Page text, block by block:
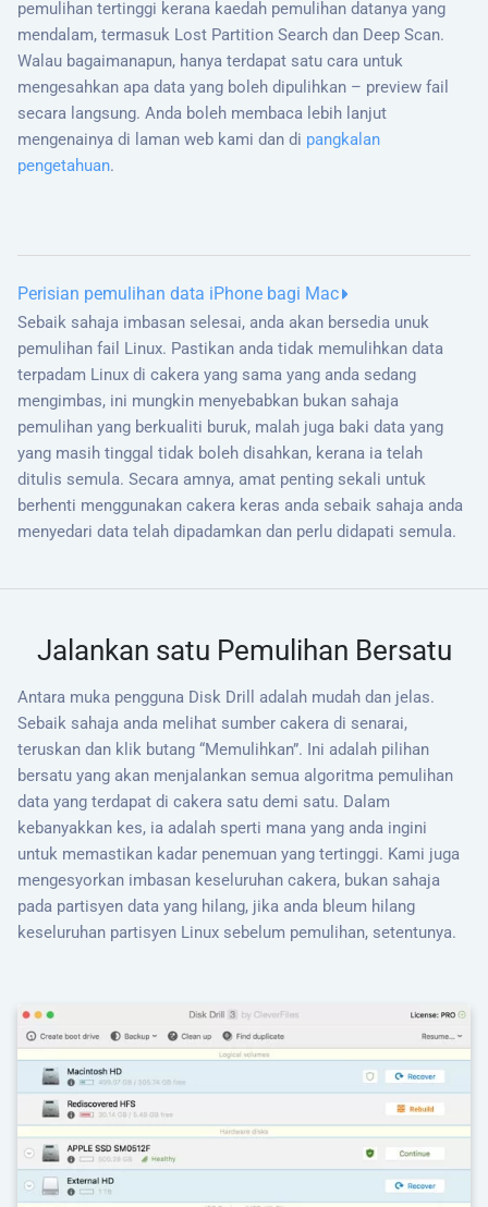
pemulihan tertinggi kerana kaedah pemulihan datanya yang
mendalam, termasuk Lost Partition Search dan Deep Scan.
Walau bagaimanapun, hanya terdapat satu cara untuk
mengesahkan apa data yang boleh dipulihkan – preview fail
secara langsung. Anda boleh membaca lebih lanjut
mengenainya di laman web kami dan di pangkalan
pengetahuan.
Perisian pemulihan data iPhone bagi Mac
Sebaik sahaja imbasan selesai, anda akan bersedia unuk
pemulihan fail Linux. Pastikan anda tidak memulihkan data
terpadam Linux di cakera yang sama yang anda sedang
mengimbas, ini mungkin menyebabkan bukan sahaja
pemulihan yang berkualiti buruk, malah juga baki data yang
yang masih tinggal tidak boleh disahkan, kerana ia telah
ditulis semula. Secara amnya, amat penting sekali untuk
berhenti menggunakan cakera keras anda sebaik sahaja anda
menyedari data telah dipadamkan dan perlu didapati semula.
Jalankan satu Pemulihan Bersatu
Antara muka pengguna Disk Drill adalah mudah dan jelas.
Sebaik sahaja anda melihat sumber cakera di senarai,
teruskan dan klik butang “Memulihkan”. Ini adalah pilihan
bersatu yang akan menjalankan semua algoritma pemulihan
data yang terdapat di cakera satu demi satu. Dalam
kebanyakkan kes, ia adalah sperti mana yang anda ingini
untuk memastikan kadar penemuan yang tertinggi. Kami juga
mengesyorkan imbasan keseluruhan cakera, bukan sahaja
pada partisyen data yang hilang, jika anda bleum hilang
keseluruhan partisyen Linux sebelum pemulihan, setentunya.